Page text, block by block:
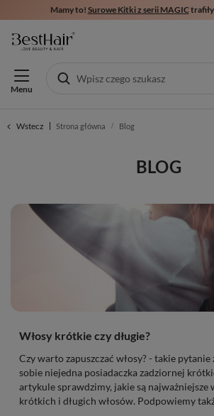
Mamy to! Surowe Kitki z serii MAGICtrafiły
Menu
Wstecz Strona główna Blog
BLOG
Włosy krótkie czy długie?
Czy warto zapuszczać włosy? - takie pytanie
sobie niejedna posiadaczka zadziornej
artykule sprawdzimy, jakie są najważniejsze
krótkich i długich włosów. Podpowiemy